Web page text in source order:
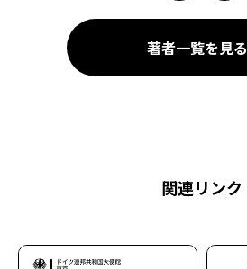
著者一覧を見る
関連リンク